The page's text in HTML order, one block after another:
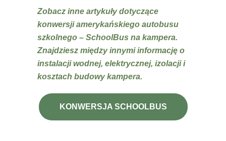
Zobacz inne artykuły dotyczące
konwersji amerykańskiego autobusu
szkolnego – SchoolBus na kampera.
Znajdziesz między innymi informację o
instalacji wodnej, elektrycznej, izolacji i
kosztach budowy kampera.
KONWERSJA SCHOOLBUS